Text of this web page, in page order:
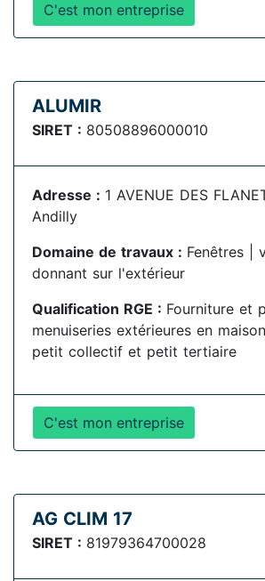
C'est mon entreprise
ALUMIR
SIRET : 80508896000010
Adresse : 1 AVENUE DES
Andilly
Domaine de travaux : Fenêtres |
donnant sur l'extérieur
Qualification RGE : Fourniture et
menuiseries extérieures en
petit collectif et petit tertiaire
C'est mon entreprise
AG CLIM 17
SIRET : 81979364700028